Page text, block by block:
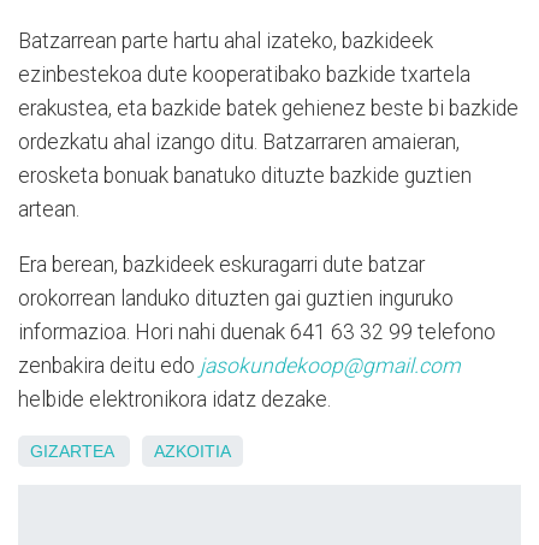
Batzarrean parte hartu ahal izateko, bazkideek
ezinbestekoa dute kooperatibako bazkide txartela
erakustea, eta bazkide batek gehienez beste bi bazkide
ordezkatu ahal izango ditu. Batzarraren amaieran,
erosketa bonuak banatuko dituzte bazkide guztien
artean.
Era berean, bazkideek eskuragarri dute batzar
orokorrean landuko dituzten gai guztien inguruko
informazioa. Hori nahi duenak 641 63 32 99 telefono
zenbakira deitu edo jasokundekoop@gmail.com
helbide elektronikora idatz dezake.
GIZARTEA AZKOITIA